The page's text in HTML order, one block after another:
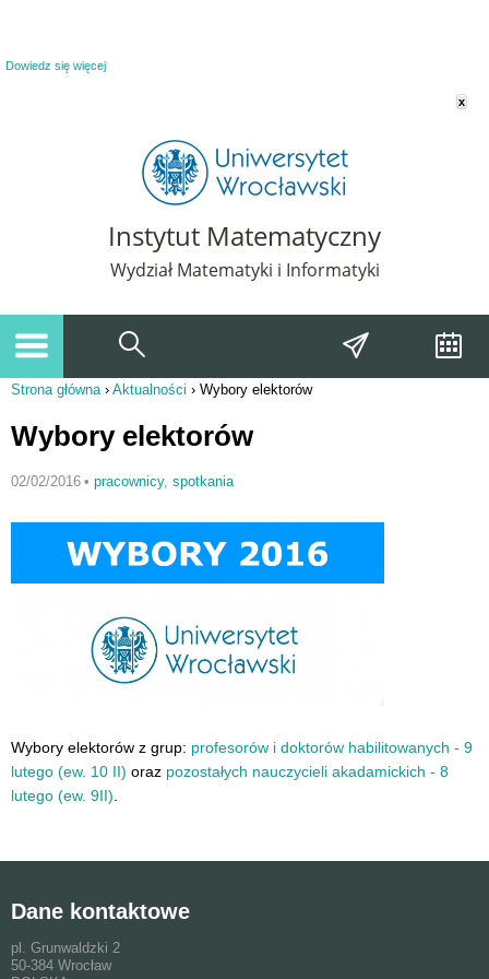
Dowiedz się więcej
x
Instytut Matematyczny
Wydział Matematyki i Informatyki
Strona główna› Aktualności › Wybory elektorów
Wybory elektorów
02/02/2016 • pracownicy, spotkania
Wybory elektorów z grup: profesorów i doktorów habilitowanych - 9
lutego (ew. 10 II) oraz pozostałych nauczycieli akadamickich - 8
lutego (ew. 9II)
Dane kontaktowe
pl. Grunwaldzki 2
50-384 Wrocław